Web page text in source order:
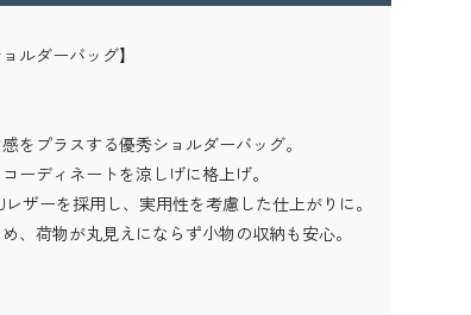
ルダーバッグ】
をプラスする優秀ショルダーバッグ。
ーディネートを涼しげに格上げ。
ザーを採用し、実用性を考慮した仕上がりに。
、荷物が丸見えにならず小物の収納も安心。